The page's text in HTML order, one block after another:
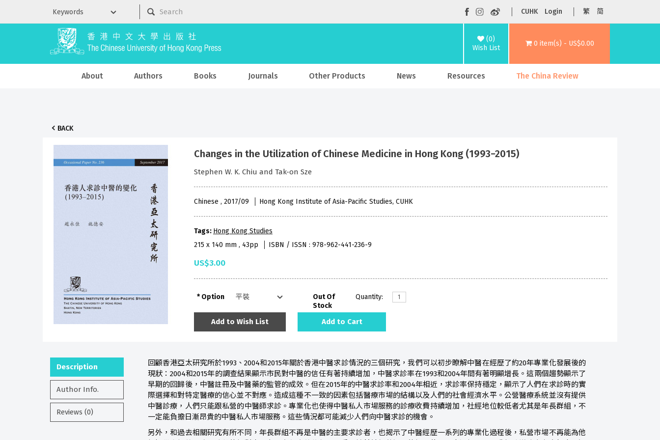
CUHK Login 繁 简
(0)
Wish List
0 item(s) - US$0.00
About Authors Books Journals Other Products News Resources The China Review
BACK
Changes in the Utilization of Chinese Medicine in Hong Kong (1993−2015)
Stephen W. K. Chiu and Tak-on Sze
Chinese , 2017/09 Hong Kong Institute of Asia-Pacific Studies, CUHK
Tags: Hong Kong Studies
215 x 140 mm , 43pp
ISBN / ISSN : 978-962-441-236-9
US$3.00
Option
Out Of
Stock
Quantity:
Add to Wish List Add to Cart
Description
Author Info.
Reviews (0)
回顧香港亞太研究所於1993、2004和2015年關於香港中醫求診情況的三個研究，我們可以初步瞭解中醫在經歷了約20年專業化發展後的
現狀：2004和2015年的調查結果顯示市民對中醫的信任有著持續增加，中醫求診率在1993和2004年間有著明顯增長。這兩個趨勢顯示了
早期的回歸後，中醫註冊及中醫藥的監管的成效。但在2015年的中醫求診率和2004年相近，求診率保持穩定，顯示了人們在求診時的實
際選擇和對特定醫療的信心並不對應。造成這種不一致的因素包括醫療市場的結構以及人們的社會經濟水平。公營醫療系統並沒有提供
中醫診療，人們只能跟私營的中醫師求診。專業化也使得中醫私人市場服務的診療收費持續增加，社經地位較低者尤其是年長群組，不
一定能負擔日漸昂貴的中醫私人市場服務。這些情況都可能減少人們向中醫求診的機會。
另外，和過去相關研究有所不同，年長群組不再是中醫的主要求診者，也揭示了中醫經歷一系列的專業化過程後，私營市場不再能為他